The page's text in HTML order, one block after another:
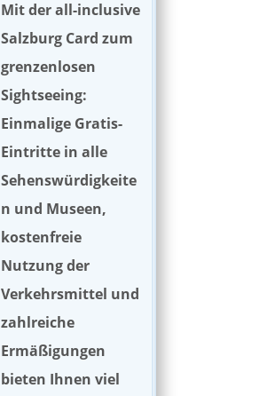
Mit der all-inclusive
Salzburg Card zum
grenzenlosen
Sightseeing:
Einmalige Gratis-
Eintritte in alle
Sehenswürdigkeite
n und Museen,
kostenfreie
Nutzung der
Verkehrsmittel und
zahlreiche
Ermäßigungen
bieten Ihnen viel